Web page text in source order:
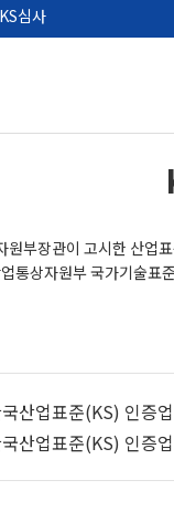
KS심사
부장관이 고시한 산
통상자원부 국가기술
산업표준(KS) 인증
산업표준(KS) 인증